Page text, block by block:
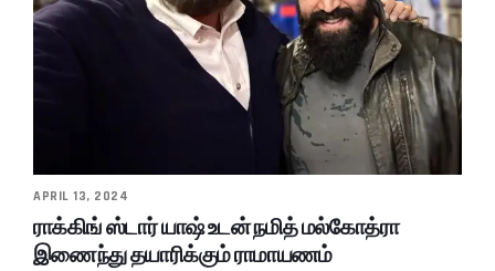
APRIL 13, 2024
ராக்கிங் ஸ்டார் யாஷ் உடன் நமித் மல்கோத்ரா
இணைந்து தயாரிக்கும் ராமாயணம்